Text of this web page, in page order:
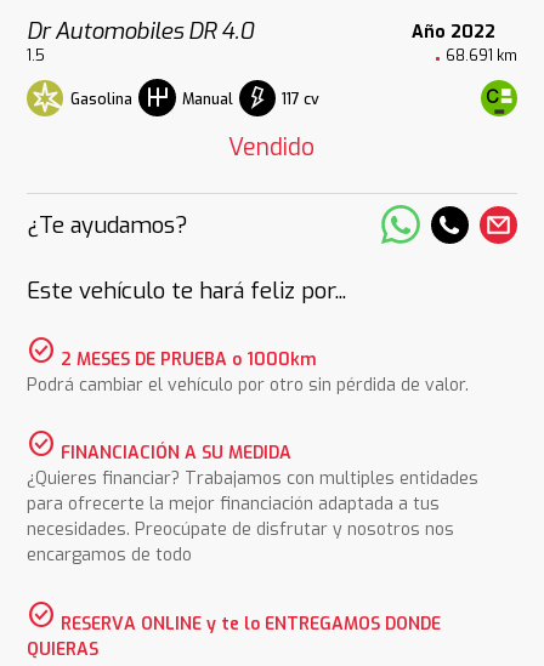
Dr Automobiles DR 4.0 Año 2022
1.5 68.691 km
Gasolina Manual 117 cv
Vendido
¿Te ayudamos?
Este vehículo te hará feliz por...
check_circle 2 MESES DE PRUEBA o 1000km
Podrá cambiar el vehículo por otro sin pérdida de valor.
check_circle FINANCIACIÓN A SU MEDIDA
¿Quieres financiar? Trabajamos con multiples entidades
para ofrecerte la mejor financiación adaptada a tus
necesidades. Preocúpate de disfrutar y nosotros nos
encargamos de todo
check_circle RESERVA ONLINE y te lo ENTREGAMOS DONDE
QUIERAS